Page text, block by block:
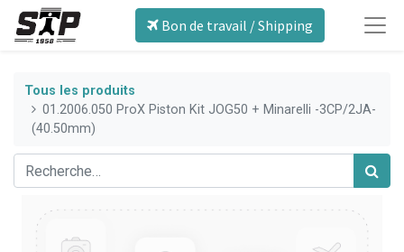
Bon de travail / Shipping
Tous les produits
01.2006.050 ProX Piston Kit JOG50 + Minarelli -3CP/2JA-
(40.50mm)